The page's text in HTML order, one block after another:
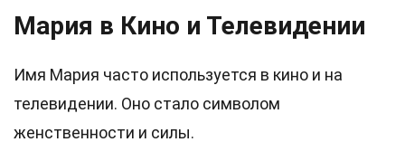
Мария в Кино и Телевидении
Имя Мария часто используется в кино и на
телевидении. Оно стало символом
женственности и силы.